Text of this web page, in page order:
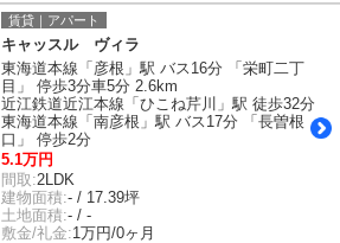
賃貸｜アパート
キャッスル ヴィラ
東海道本線「彦根」駅 バス16分 「栄町二丁
目」 停歩3分車5分 2.6km
近江鉄道近江本線「ひこね芹川」駅 徒歩32分
東海道本線「南彦根」駅 バス17分 「長曽根
口」 停歩2分
5.1万円
間取:2LDK
建物面積:- / 17.39坪
土地面積:- / -
敷金/礼金:1万円/0ヶ月